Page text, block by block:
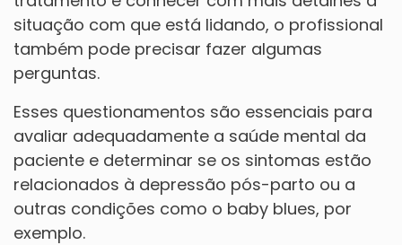
situação com que está lidando, o profissional
também pode precisar fazer algumas
perguntas.
Esses questionamentos são essenciais para
avaliar adequadamente a saúde mental da
paciente e determinar se os sintomas estão
relacionados à depressão pós-parto ou a
outras condições como o baby blues, por
exemplo.